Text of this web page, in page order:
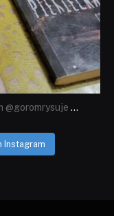
@goromrysuje ...
Instagram